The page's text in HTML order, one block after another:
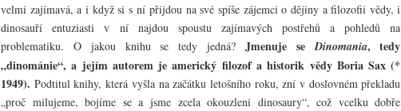
velmi zajímavá, a i když si s ní přijdou na své spíše zájemci o dějiny a filozofii vědy, i
dinosauří entuziasti v ní najdou spoustu zajímavých postřehů a pohledů na
problematiku. O jakou knihu se tedy jedná? Jmenuje seDinomania, tedy
„dinománie“, a jejím autorem je americký filozof a historik vědy Boria Sax (*
1949). Podtitul knihy, která vyšla na začátku letošního roku, zní v doslovném překladu
„proč milujeme, bojíme se a jsme zcela okouzleni dinosaury“, což vcelku dobře